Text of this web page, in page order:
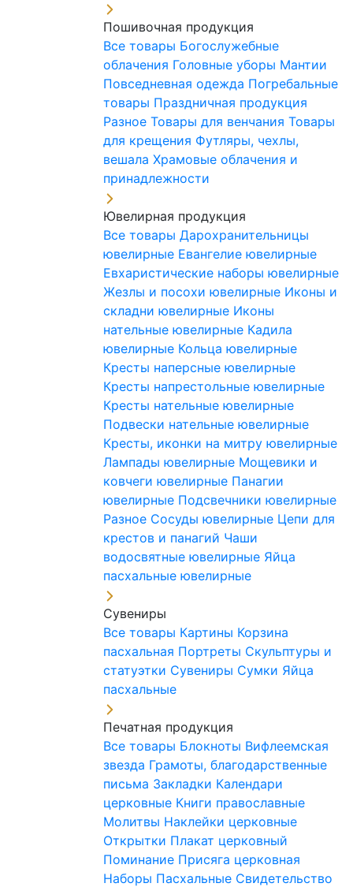
Пошивочная продукция
Все товары Богослужебные
облачения Головные уборы Мантии
Повседневная одежда Погребальные
товары Праздничная продукция
Разное Товары для венчания Товары
для крещения Футляры, чехлы,
вешала Храмовые облачения и
принадлежности
Ювелирная продукция
Все товары Дарохранительницы
ювелирные Евангелие ювелирные
Евхаристические наборы ювелирные
Жезлы и посохи ювелирные Иконы и
складни ювелирные Иконы
нательные ювелирные Кадила
ювелирные Кольца ювелирные
Кресты наперсные ювелирные
Кресты напрестольные ювелирные
Кресты нательные ювелирные
Подвески нательные ювелирные
Кресты, иконки на митру ювелирные
Лампады ювелирные Мощевики и
ковчеги ювелирные Панагии
ювелирные Подсвечники ювелирные
Разное Сосуды ювелирные Цепи для
крестов и панагий Чаши
водосвятные ювелирные Яйца
пасхальные ювелирные
Сувениры
Все товары Картины Корзина
пасхальная Портреты Скульптуры и
статуэтки Сувениры Сумки Яйца
пасхальные
Печатная продукция
Все товары Блокноты Вифлеемская
звезда Грамоты, благодарственные
письма Закладки Календари
церковные Книги православные
Молитвы Наклейки церковные
Открытки Плакат церковный
Поминание Присяга церковная
Наборы Пасхальные Свидетельство